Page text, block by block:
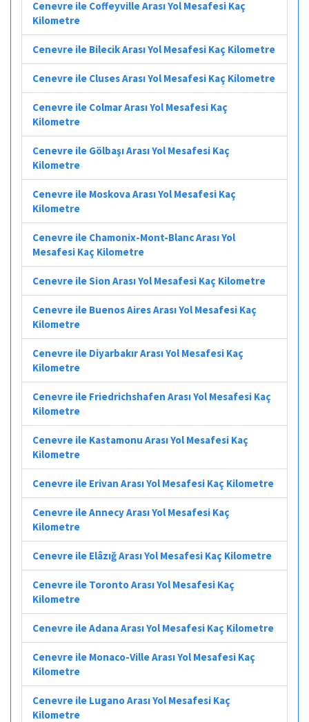
Cenevre ile Coffeyville Arası Yol Mesafesi Kaç
Kilometre
Cenevre ile Bilecik Arası Yol Mesafesi Kaç Kilometre
Cenevre ile Cluses Arası Yol Mesafesi Kaç Kilometre
Cenevre ile Colmar Arası Yol Mesafesi Kaç
Kilometre
Cenevre ile Gölbaşı Arası Yol Mesafesi Kaç
Kilometre
Cenevre ile Moskova Arası Yol Mesafesi Kaç
Kilometre
Cenevre ile Chamonix-Mont-Blanc Arası Yol
Mesafesi Kaç Kilometre
Cenevre ile Sion Arası Yol Mesafesi Kaç Kilometre
Cenevre ile Buenos Aires Arası Yol Mesafesi Kaç
Kilometre
Cenevre ile Diyarbakır Arası Yol Mesafesi Kaç
Kilometre
Cenevre ile Friedrichshafen Arası Yol Mesafesi Kaç
Kilometre
Cenevre ile Kastamonu Arası Yol Mesafesi Kaç
Kilometre
Cenevre ile Erivan Arası Yol Mesafesi Kaç Kilometre
Cenevre ile Annecy Arası Yol Mesafesi Kaç
Kilometre
Cenevre ile Elâzığ Arası Yol Mesafesi Kaç Kilometre
Cenevre ile Toronto Arası Yol Mesafesi Kaç
Kilometre
Cenevre ile Adana Arası Yol Mesafesi Kaç Kilometre
Cenevre ile Monaco-Ville Arası Yol Mesafesi Kaç
Kilometre
Cenevre ile Lugano Arası Yol Mesafesi Kaç
Kilometre